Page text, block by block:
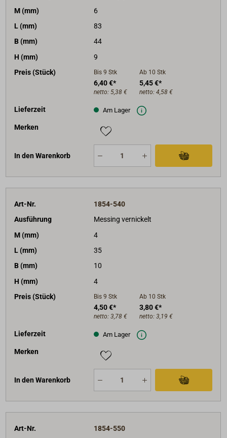
M (mm)
6
L (mm)
83
B (mm)
44
H (mm)
9
Preis (Stück)
Bis 9 Stk
6,40 €*
netto: 5,38 €
Ab 10 Stk
5,45 €*
netto: 4,58 €
Lieferzeit Am Lager
Merken
In den Warenkorb
Art-Nr.
1854-540
Ausführung
Messing vernickelt
M (mm)
4
L (mm)
35
B (mm)
10
H (mm)
4
Preis (Stück)
Bis 9 Stk
4,50 €*
netto: 3,78 €
Ab 10 Stk
3,80 €*
netto: 3,19 €
Lieferzeit Am Lager
Merken
In den Warenkorb
Art-Nr. 1854-550